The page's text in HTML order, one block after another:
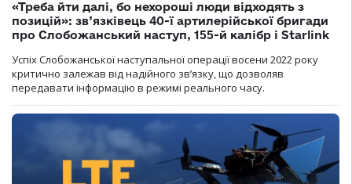
«Треба йти далі, бо нехороші люди відходять з
позицій»: зв’язківець 40-ї артилерійської бригади
про Слобожанський наступ, 155-й калібр і Starlink
Успіх Слобожанської наступальної операції восени 2022 року
критично залежав від надійного зв’язку, що дозволяв
передавати інформацію в режимі реального часу.